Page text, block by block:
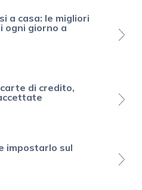
a casa: le migliori
ogni giorno a
di credito,
impostarlo sul